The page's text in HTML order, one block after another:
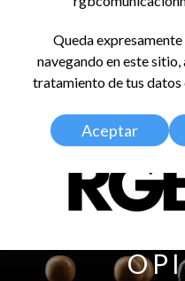
RED GLOBAL
BALDOSA 360
Queda
navegando en este
tratamiento de tus
Aceptar